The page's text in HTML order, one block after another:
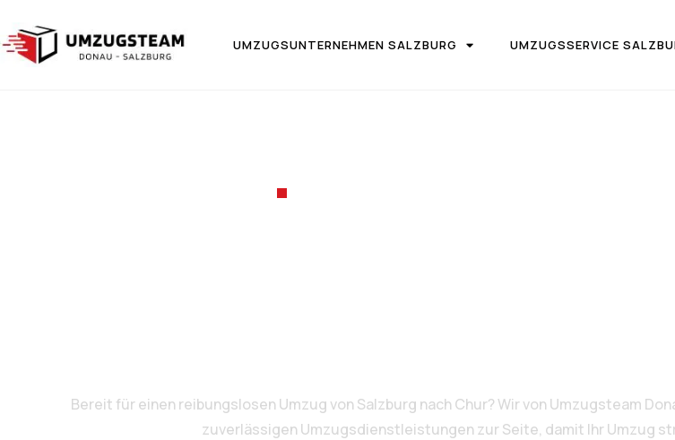
UMZUGSUNTERNEHMEN SALZBURG UMZUGSSERVICE
Bereit für einen reibungslosen Umzug von Salzburg nach Chur? Wir von Umzugsteam
zuverlässigen Umzugsdienstleistungen zur Seite, damit Ihr Umzug